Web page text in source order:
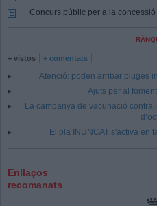
Concurs públic per a la
+ vistos + comentats
Atenció: poden arribar pluges
Ajuts per al
La campanya de vacunació contra
El pla INUNCAT s'activa en
Enllaços
recomanats